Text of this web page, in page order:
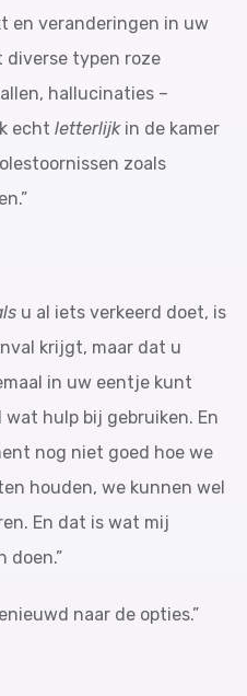
en veranderingen in uw
typen roze
hallucinaties –
echt letterlijkin de kamer
zoals
u al iets verkeerd doet, is
krijgt, maar dat u
in uw eentje kunt
hulp bij gebruiken. En
nog niet goed hoe we
houden, we kunnen wel
En dat is wat mij
doen.”
naar de opties.”